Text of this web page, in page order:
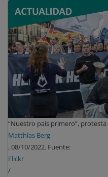
“Nuestro país primero”,
Matthias Berg
, 08/10/2022. Fuente:
Flickr
/